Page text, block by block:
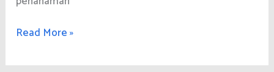
Laboratorium
Berbasis
Read More »